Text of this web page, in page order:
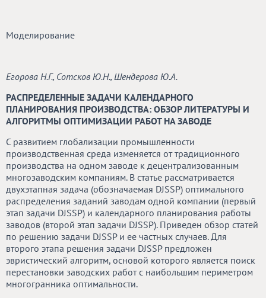
Моделирование
Егорова Н.Г., Сотсков Ю.Н., Шендерова Ю.А.
РАСПРЕДЕЛЕННЫЕ ЗАДАЧИ КАЛЕНДАРНОГО
ПЛАНИРОВАНИЯ ПРОИЗВОДСТВА: ОБЗОР ЛИТЕРАТУРЫ И
АЛГОРИТМЫ ОПТИМИЗАЦИИ РАБОТ НА ЗАВОДЕ
С развитием глобализации промышленности
производственная среда изменяется от традиционного
производства на одном заводе к децентрализованным
многозаводским компаниям. В статье рассматривается
двухэтапная задача (обозначаемая DJSSP) оптимального
распределения заданий заводам одной компании (первый
этап задачи DJSSP) и календарного планирования работы
заводов (второй этап задачи DJSSP). Приведен обзор статей
по решению задачи DJSSP и ее частных случаев. Для
второго этапа решения задачи DJSSP предложен
эвристический алгоритм, основой которого является поиск
перестановки заводских работ с наибольшим периметром
многогранника оптимальности.